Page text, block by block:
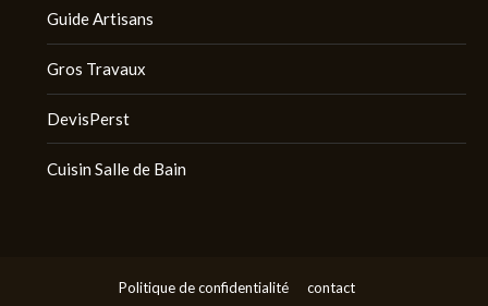
Guide Artisans
Gros Travaux
DevisPerst
Cuisin Salle de Bain
Politique de confidentialité contact